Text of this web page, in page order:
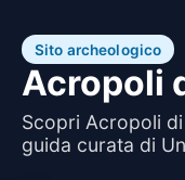
Sito archeologico
Acropoli
Scopri Acropoli
guida curata di